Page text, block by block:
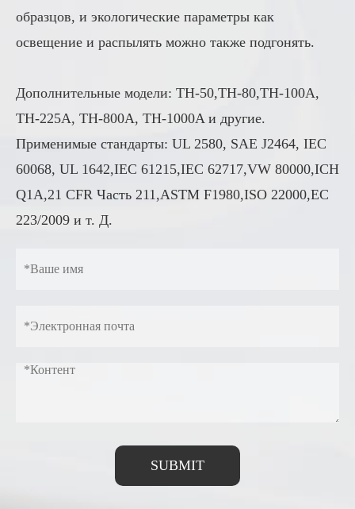
образцов, и экологические параметры как
освещение и распылять можно также подгонять.
Дополнительные модели: TH-50,TH-80,TH-100A,
TH-225A, TH-800A, TH-1000A и другие.
Применимые стандарты: UL 2580, SAE J2464, IEC
60068, UL 1642,IEC 61215,IEC 62717,VW 80000,ICH
Q1A,21 CFR Часть 211,ASTM F1980,ISO 22000,EC
223/2009 и т. Д.
SUBMIT